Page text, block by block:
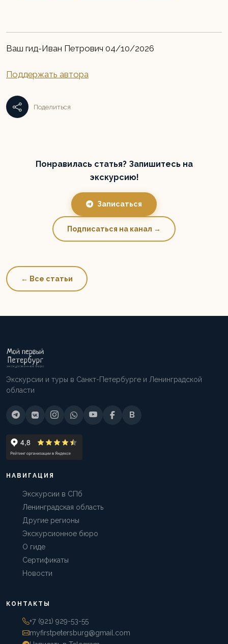
Ваш гид-Иван Петрович 04/10/2026
Поддержать автора
Поделиться
Понравилась статья? Запишитесь на
экскурсию!
Записаться
Подписаться на канал →
← Все статьи
Экскурсии и туры в Санкт-Петербурге и Ленинградской
области
B
НАВИГАЦИЯ
Экскурсии в СПб
Ленинградская область
Другие регионы
Экскурсионное бюро
О гиде
Сертификаты
Новости
КОНТАКТЫ
+7 (921) 929-53-55
myfirstpetersburg@gmail.com